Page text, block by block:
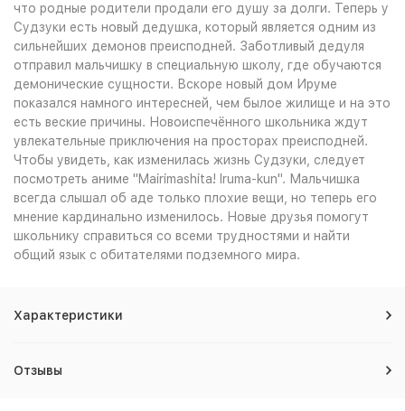
что родные родители продали его душу за долги. Теперь у
Судзуки есть новый дедушка, который является одним из
сильнейших демонов преисподней. Заботливый дедуля
отправил мальчишку в специальную школу, где обучаются
демонические сущности. Вскоре новый дом Ируме
показался намного интересней, чем былое жилище и на это
есть веские причины. Новоиспечённого школьника ждут
увлекательные приключения на просторах преисподней.
Чтобы увидеть, как изменилась жизнь Судзуки, следует
посмотреть аниме "Mairimashita! Iruma-kun". Мальчишка
всегда слышал об аде только плохие вещи, но теперь его
мнение кардинально изменилось. Новые друзья помогут
школьнику справиться со всеми трудностями и найти
общий язык с обитателями подземного мира.
Характеристики
Отзывы